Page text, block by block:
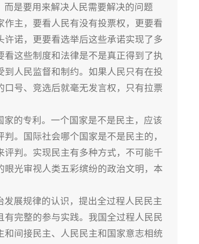
是要用来解决人民需要解决的问题
主，要看人民有没有投票权，更要看
诺，更要看选举后这些承诺实现了多
这些制度和法律是不是真正得到了执
人民监督和制约。如果人民只有在投
号、竞选后就毫无发言权，只有拉票
的专利。一个国家是不是民主，应该
。国际社会哪个国家是不是民主的，
判。实现民主有多种方式，不可能千
光审视人类五彩缤纷的政治文明，本
展规律的认识，提出全过程人民民主
完整的参与实践。我国全过程人民民
间接民主、人民民主和国家意志相统